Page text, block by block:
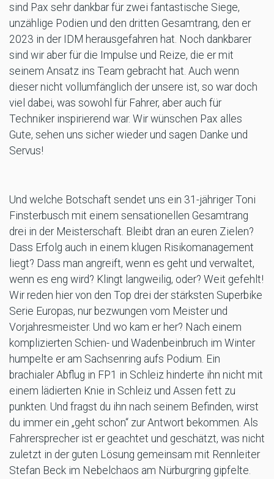
sind Pax sehr dankbar für zwei fantastische Siege,
unzählige Podien und den dritten Gesamtrang, den er
2023 in der IDM herausgefahren hat. Noch dankbarer
sind wir aber für die Impulse und Reize, die er mit
seinem Ansatz ins Team gebracht hat. Auch wenn
dieser nicht vollumfänglich der unsere ist, so war doch
viel dabei, was sowohl für Fahrer, aber auch für
Techniker inspirierend war. Wir wünschen Pax alles
Gute, sehen uns sicher wieder und sagen Danke und
Servus!
Und welche Botschaft sendet uns ein 31-jähriger Toni
Finsterbusch mit einem sensationellen Gesamtrang
drei in der Meisterschaft. Bleibt dran an euren Zielen?
Dass Erfolg auch in einem klugen Risikomanagement
liegt? Dass man angreift, wenn es geht und verwaltet,
wenn es eng wird? Klingt langweilig, oder? Weit gefehlt!
Wir reden hier von den Top drei der stärksten Superbike
Serie Europas, nur bezwungen vom Meister und
Vorjahresmeister. Und wo kam er her? Nach einem
komplizierten Schien- und Wadenbeinbruch im Winter
humpelte er am Sachsenring aufs Podium. Ein
brachialer Abflug in FP1 in Schleiz hinderte ihn nicht mit
einem lädierten Knie in Schleiz und Assen fett zu
punkten. Und fragst du ihn nach seinem Befinden, wirst
du immer ein „geht schon“ zur Antwort bekommen. Als
Fahrersprecher ist er geachtet und geschätzt, was nicht
zuletzt in der guten Lösung gemeinsam mit Rennleiter
Stefan Beck im Nebelchaos am Nürburgring gipfelte.